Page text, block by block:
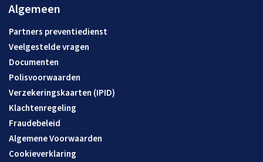
Algemeen
Partners preventiedienst
Veelgestelde vragen
Documenten
Polisvoorwaarden
Verzekeringskaarten (IPID)
Klachtenregeling
Fraudebeleid
Algemene Voorwaarden
Cookieverklaring